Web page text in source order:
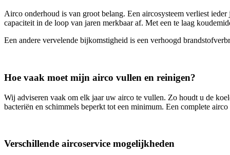
Airco onderhoud is van groot belang. Een aircosysteem verliest
capaciteit in de loop van jaren merkbaar af. Met een te laag
Een andere vervelende bijkomstigheid is een verhoogd
Hoe vaak moet mijn airco vullen en reinigen?
Wij adviseren vaak om elk jaar uw airco te vullen. Zo houdt u de
bacteriën en schimmels beperkt tot een minimum. Een complete
Verschillende aircoservice mogelijkheden